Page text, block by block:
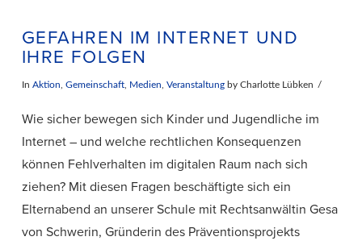
GEFAHREN IM INTERNET UND
IHRE FOLGEN
In Aktion, Gemeinschaft, Medien, Veranstaltungby Charlotte Lübken
Wie sicher bewegen sich Kinder und Jugendliche im
Internet – und welche rechtlichen Konsequenzen
können Fehlverhalten im digitalen Raum nach sich
ziehen? Mit diesen Fragen beschäftigte sich ein
Elternabend an unserer Schule mit Rechtsanwältin Gesa
von Schwerin, Gründerin des Präventionsprojekts